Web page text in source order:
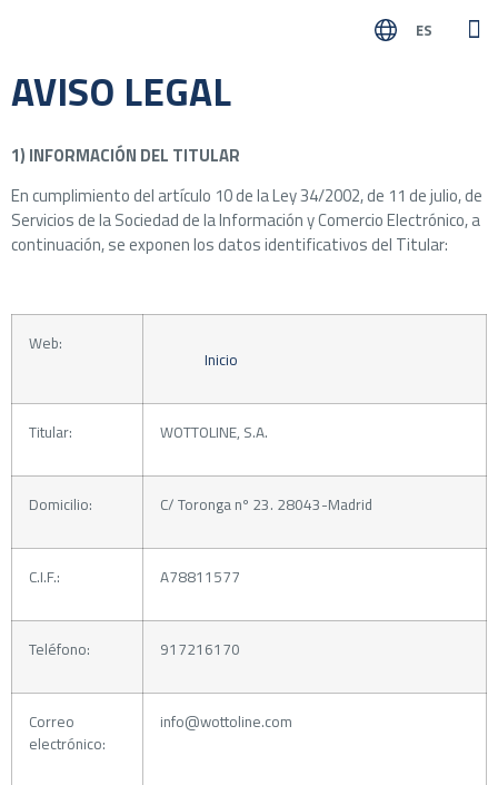
ES
AVISO LEGAL
1) INFORMACIÓN DEL TITULAR
En cumplimiento del artículo 10 de la Ley 34/2002, de 11 de julio, de
Servicios de la Sociedad de la Información y Comercio Electrónico, a
continuación, se exponen los datos identificativos del Titular:
Web:
Inicio
Titular: WOTTOLINE, S.A.
Domicilio: C/ Toronga nº 23. 28043-Madrid
C.I.F.: A78811577
Teléfono: 917216170
Correo
electrónico:
info@wottoline.com